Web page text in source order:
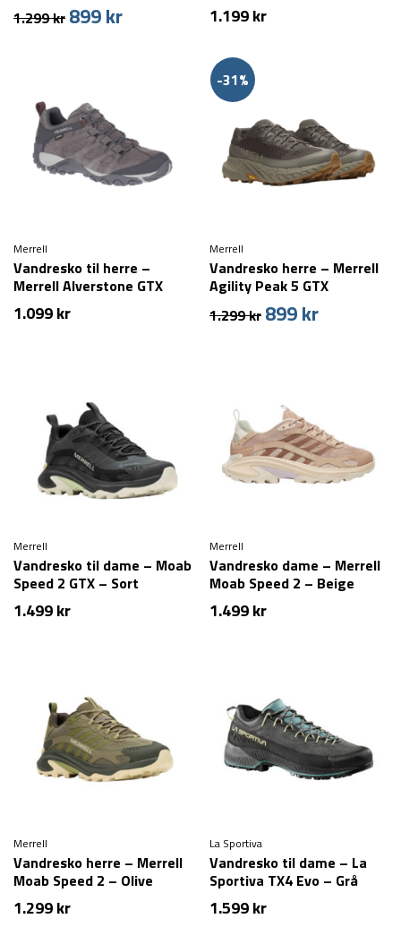
1.299kr Den
899krDen
1.199kr
Merrell
Vandresko til herre –
Merrell Alverstone GTX
1.099kr
-31%
Merrell
Vandresko herre – Merrell
Agility Peak 5 GTX
1.299kr Den
899krDen
Merrell
Vandresko til dame – Moab
Speed 2 GTX – Sort
1.499kr
Merrell
Vandresko dame – Merrell
Moab Speed 2 – Beige
1.499kr
Merrell
Vandresko herre – Merrell
Moab Speed 2 – Olive
1.299kr
La Sportiva
Vandresko til dame – La
Sportiva TX4 Evo – Grå
1.599kr